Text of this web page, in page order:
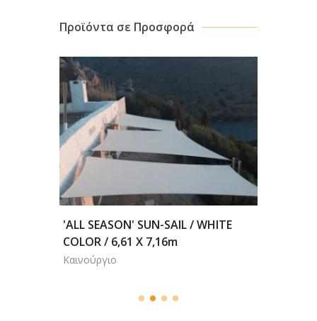
Προϊόντα σε Προσφορά
'ALL SEASON' SUN-SAIL / WHITE
COLOR / 6,61 X 7,16m
Καινούργιο